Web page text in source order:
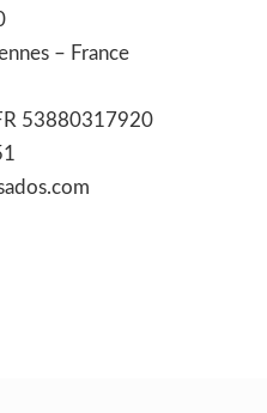
– France
53880317920